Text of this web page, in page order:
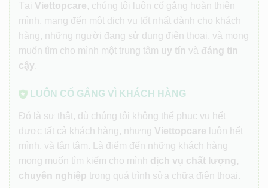
Tại Viettopcare, chúng tôi luôn cố gắng hoàn thiện
mình, mang đến một dịch vụ tốt nhất dành cho khách
hàng, những người đang sử dụng điện thoại, và mong
muốn tìm cho mình một trung tâm uy tín và đáng tin
cậy.
LUÔN CỐ GẮNG VÌ KHÁCH HÀNG
Đó là sự thật, dù chúng tôi không thể phục vụ hết
được tất cả khách hàng, nhưng Viettopcare luôn hết
mình, và tận tâm. Là điểm đến những khách hàng
mong muốn tìm kiếm cho mình dịch vụ chất lượng,
chuyên nghiệp trong quá trình sửa chữa điện thoại.